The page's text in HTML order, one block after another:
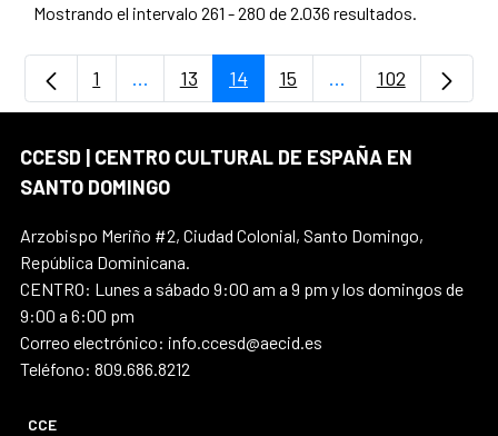
Mostrando el intervalo 261 - 280 de 2.036 resultados.
Página
1 ...Páginas intermedias Use TAB para
Página
13 Página
14 Página
15 ...PáginasPágina
102
CCESD | CENTRO CULTURAL DE ESPAÑA EN
SANTO DOMINGO
Arzobispo Meriño #2, Ciudad Colonial, Santo Domingo,
República Dominicana.
CENTRO: Lunes a sábado 9:00 am a 9 pm y los domingos de
9:00 a 6:00 pm
Correo electrónico: info.ccesd@aecid.es
Teléfono: 809.686.8212
CCE